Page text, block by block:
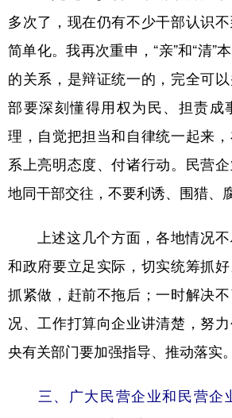
多次了，现在仍有不少干部认识
简单化。我再次重申，“亲”和“清”
的关系，是辩证统一的，完全可
部要深刻懂得用权为民、担责成
理，自觉把担当和自律统一起来
系上亮明态度、付诸行动。民营
地同干部交往，不要利诱、围猎、
上述这几个方面，各地情况不
和政府要立足实际，切实统筹抓
抓紧做，赶前不拖后；一时解决
况、工作打算向企业讲清楚，努
央有关部门要加强指导、推动落实。
三、广大民营企业和民营企